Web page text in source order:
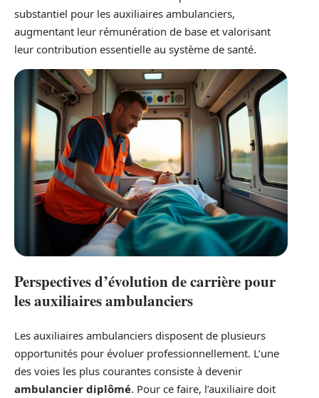
substantiel pour les auxiliaires ambulanciers,
augmentant leur rémunération de base et valorisant
leur contribution essentielle au système de santé.
Perspectives d’évolution de carrière pour
les auxiliaires ambulanciers
Les auxiliaires ambulanciers disposent de plusieurs
opportunités pour évoluer professionnellement. L’une
des voies les plus courantes consiste à devenir
ambulancier diplômé. Pour ce faire, l’auxiliaire doit